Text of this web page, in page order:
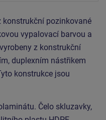
konstrukční pozinkované
vypalovací barvou a
z konstrukční
duplexním nástřikem
konstrukce jsou
Čelo skluzavky,